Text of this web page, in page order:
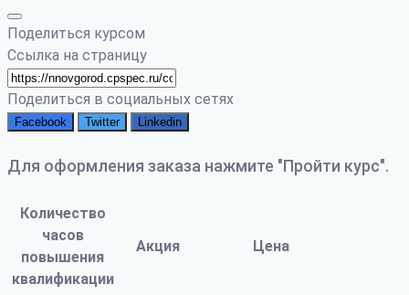
Поделиться курсом
Ссылка на страницу
Поделиться в социальных сетях
Facebook Twitter Linkedin
Для оформления заказа нажмите "Пройти курс".
Количество
часов
повышения
квалификации
Акция Цена